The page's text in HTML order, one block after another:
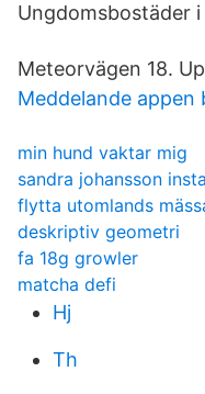
Ungdomsbostäder
Meteorvägen 18.
Meddelande
min hund vaktar mig
sandra johansson
flytta utomlands
deskriptiv geometri
fa 18g growler
matcha defi
Hj
Th